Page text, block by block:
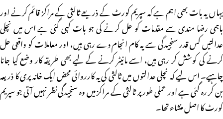
یہاں یہ بات بھی اہم ہے کہ سپریم کورٹ کے ذریعے ثالثی کے مراکز قائم کرنے اور
باہمی رضا مندی سے مقدمات کو حل کرنے کی جو بات کہی گئی ہے اس میں نچلی
عدالتیں کس قدر سنجیدگی سے یہ کام انجام دے رہی ہیں، اور معاملات کو واقعی حل
کرنے کی کوشش کر رہی ہیں، اسے مانیٹر کرنے کے لیے بھی طریقہ کار وضع کیا جانا
چاہیے۔ اس لیے کہ نچلی عدالتوں میں ثالثی کی یہ کارروائی محض ایک خانہ پری کا ذریعہ
بن کر رہ گئی ہے اور عملی طور پر ثالثی کے مراکز میں وہ سنجیدگی نظر نہیں آتی جو سپریم
کورٹ کا اصل منشاء تھا۔